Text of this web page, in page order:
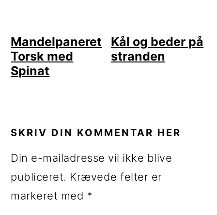
Mandelpaneret
Torsk med
Spinat
Kål og beder på
stranden
SKRIV DIN KOMMENTAR HER
Din e-mailadresse vil ikke blive
publiceret. Krævede felter er
markeret med *